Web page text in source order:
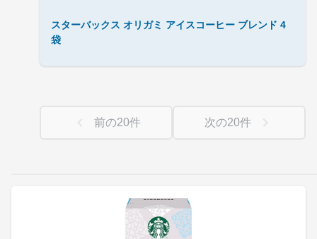
スターバックス オリガミ アイスコーヒー ブレンド 4
袋
前の20件 次の20件